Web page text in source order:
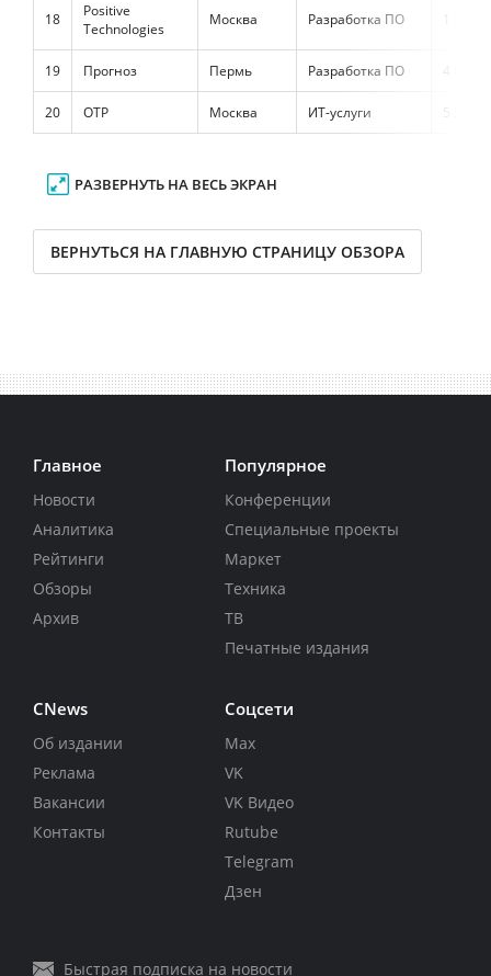
18
Positive
Technologies
Москва Разработка ПО
19 Прогноз Пермь Разработка ПО
20 ОТР Москва ИТ-услуги
РАЗВЕРНУТЬ НА ВЕСЬ ЭКРАН
ВЕРНУТЬСЯ НА ГЛАВНУЮ СТРАНИЦУ ОБЗОРА
Главное
Новости
Аналитика
Рейтинги
Обзоры
Архив
Популярное
Конференции
Специальные проекты
Маркет
Техника
ТВ
Печатные издания
CNews
Об издании
Реклама
Вакансии
Контакты
Соцсети
Max
VK
VK Видео
Rutube
Telegram
Дзен
Быстрая подписка на новости